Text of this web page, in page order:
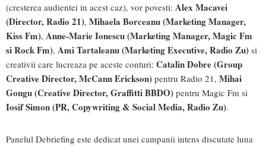
(cresterea audientei in acest caz), vor povesti: Alex Macavei
(Director, Radio 21), Mihaela Borceanu (Marketing Manager,
Kiss Fm), Anne-Marie Ionescu (Marketing Manager, Magic Fm
si Rock Fm), Ami Tartaleanu (Marketing Executive, Radio Zu) si
creativii care lucreaza pe aceste conturi: Catalin Dobre (Group
Creative Director, McCann Erickson) pentru Radio 21, Mihai
Gongu (Creative Director, Graffitti BBDO) pentru Magic Fm si
Iosif Simon (PR, Copywriting & Social Media, Radio Zu).
Panelul Debriefing este dedicat unei campanii intens discutate luna